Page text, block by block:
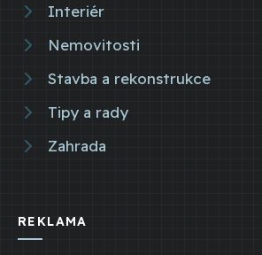
Interiér
Nemovitosti
Stavba a rekonstrukce
Tipy a rady
Zahrada
REKLAMA